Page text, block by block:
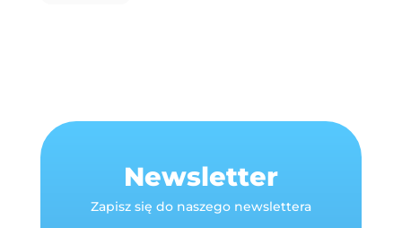
Newsletter
Zapisz się do naszego newslettera